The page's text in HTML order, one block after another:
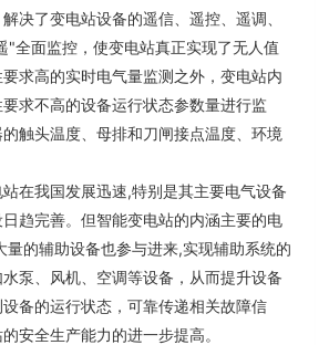
决了变电站设备的遥信、遥控、遥调、
"全面监控，使变电站真正实现了无人值
求高的实时电气量监测之外，变电站内
求不高的设备运行状态参数量进行监
触头温度、母排和刀闸接点温度、环境
在我国发展迅速,特别是其主要电气设备
趋完善。但智能变电站的内涵主要的电
量的辅助设备也参与进来,实现辅助系统的
泵、风机、空调等设备，从而提升设备
备的运行状态，可靠传递相关故障信
安全生产能力的进一步提高。